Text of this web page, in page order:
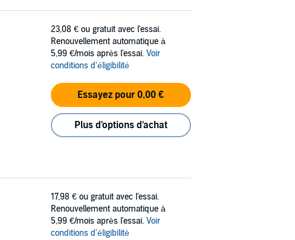
23,08 € ou gratuit avec l'essai.
Renouvellement automatique à
5,99 €/mois après l'essai. Voir
conditions d'éligibilité
Essayez pour 0,00 €
Plus d'options d'achat
17,98 € ou gratuit avec l'essai.
Renouvellement automatique à
5,99 €/mois après l'essai. Voir
conditions d'éligibilité